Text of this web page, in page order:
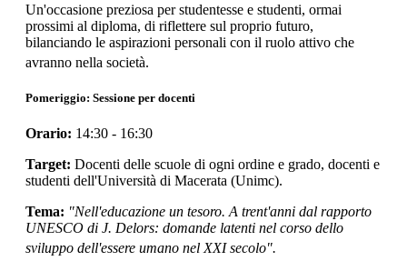
Un'occasione preziosa per studentesse e studenti, ormai
prossimi al diploma, di riflettere sul proprio futuro,
bilanciando le aspirazioni personali con il ruolo attivo che
avranno nella società.
Pomeriggio: Sessione per docenti
Orario: 14:30 - 16:30
Target: Docenti delle scuole di ogni ordine e grado, docenti e
studenti dell'Università di Macerata (Unimc).
Tema: "Nell'educazione un tesoro. A trent'anni dal rapporto
UNESCO di J. Delors: domande latenti nel corso dello
sviluppo dell'essere umano nel XXI secolo".